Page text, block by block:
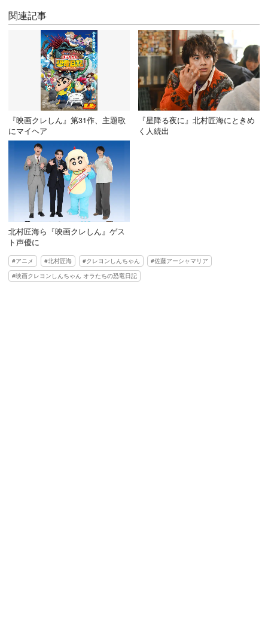
関連記事
『映画クレしん』第31作、主題歌
にマイヘア
『星降る夜に』北村匠海にときめ
く人続出
北村匠海ら『映画クレしん』ゲス
ト声優に
アニメ 北村匠海 クレヨンしんちゃん
佐藤アーシャマリア
映画クレヨンしんちゃん オラたちの恐竜日記